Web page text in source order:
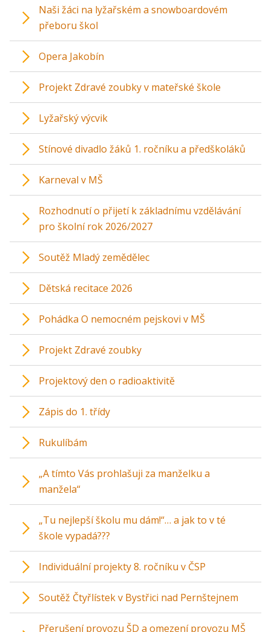
Naši žáci na lyžařském a snowboardovém
přeboru škol
Opera Jakobín
Projekt Zdravé zoubky v mateřské škole
Lyžařský výcvik
Stínové divadlo žáků 1. ročníku a předškoláků
Karneval v MŠ
Rozhodnutí o přijetí k základnímu vzdělávání
pro školní rok 2026/2027
Soutěž Mladý zemědělec
Dětská recitace 2026
Pohádka O nemocném pejskovi v MŠ
Projekt Zdravé zoubky
Projektový den o radioaktivitě
Zápis do 1. třídy
Rukulíbám
„A tímto Vás prohlašuji za manželku a
manžela“
„Tu nejlepší školu mu dám!“… a jak to v té
škole vypadá???
Individuální projekty 8. ročníku v ČSP
Soutěž Čtyřlístek v Bystřici nad Pernštejnem
Přerušení provozu ŠD a omezení provozu MŠ